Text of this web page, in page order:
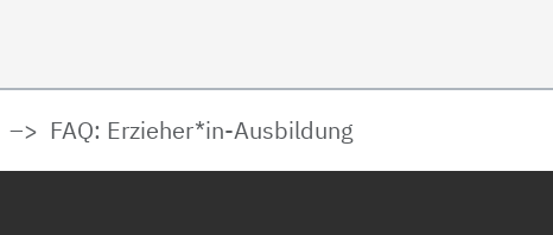
FAQ: Erzieher*in-Ausbildung